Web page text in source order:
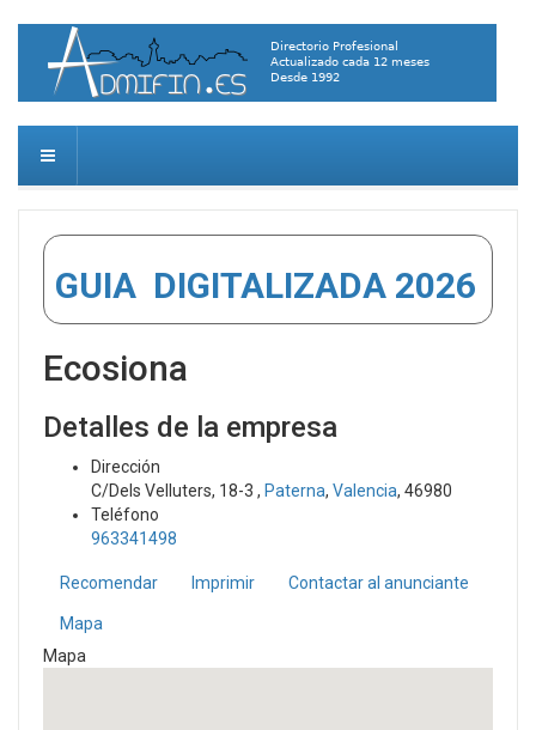
GUIA DIGITALIZADA 2026
Ecosiona
Detalles de la empresa
Dirección
C/Dels Velluters, 18-3 , Paterna, Valencia, 46980
Teléfono
963341498
Recomendar Imprimir Contactar al anunciante
Mapa
Mapa